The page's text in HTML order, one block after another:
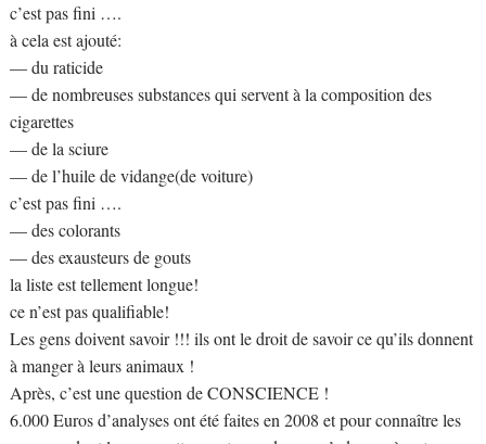
c’est pas fini ….
à cela est ajouté:
— du raticide
— de nombreuses substances qui servent à la composition des
cigarettes
— de la sciure
— de l’huile de vidange(de voiture)
c’est pas fini ….
— des colorants
— des exausteurs de gouts
la liste est tellement longue!
ce n’est pas qualifiable!
Les gens doivent savoir !!! ils ont le droit de savoir ce qu’ils donnent
à manger à leurs animaux !
Après, c’est une question de CONSCIENCE !
6.000 Euros d’analyses ont été faites en 2008 et pour connaître les